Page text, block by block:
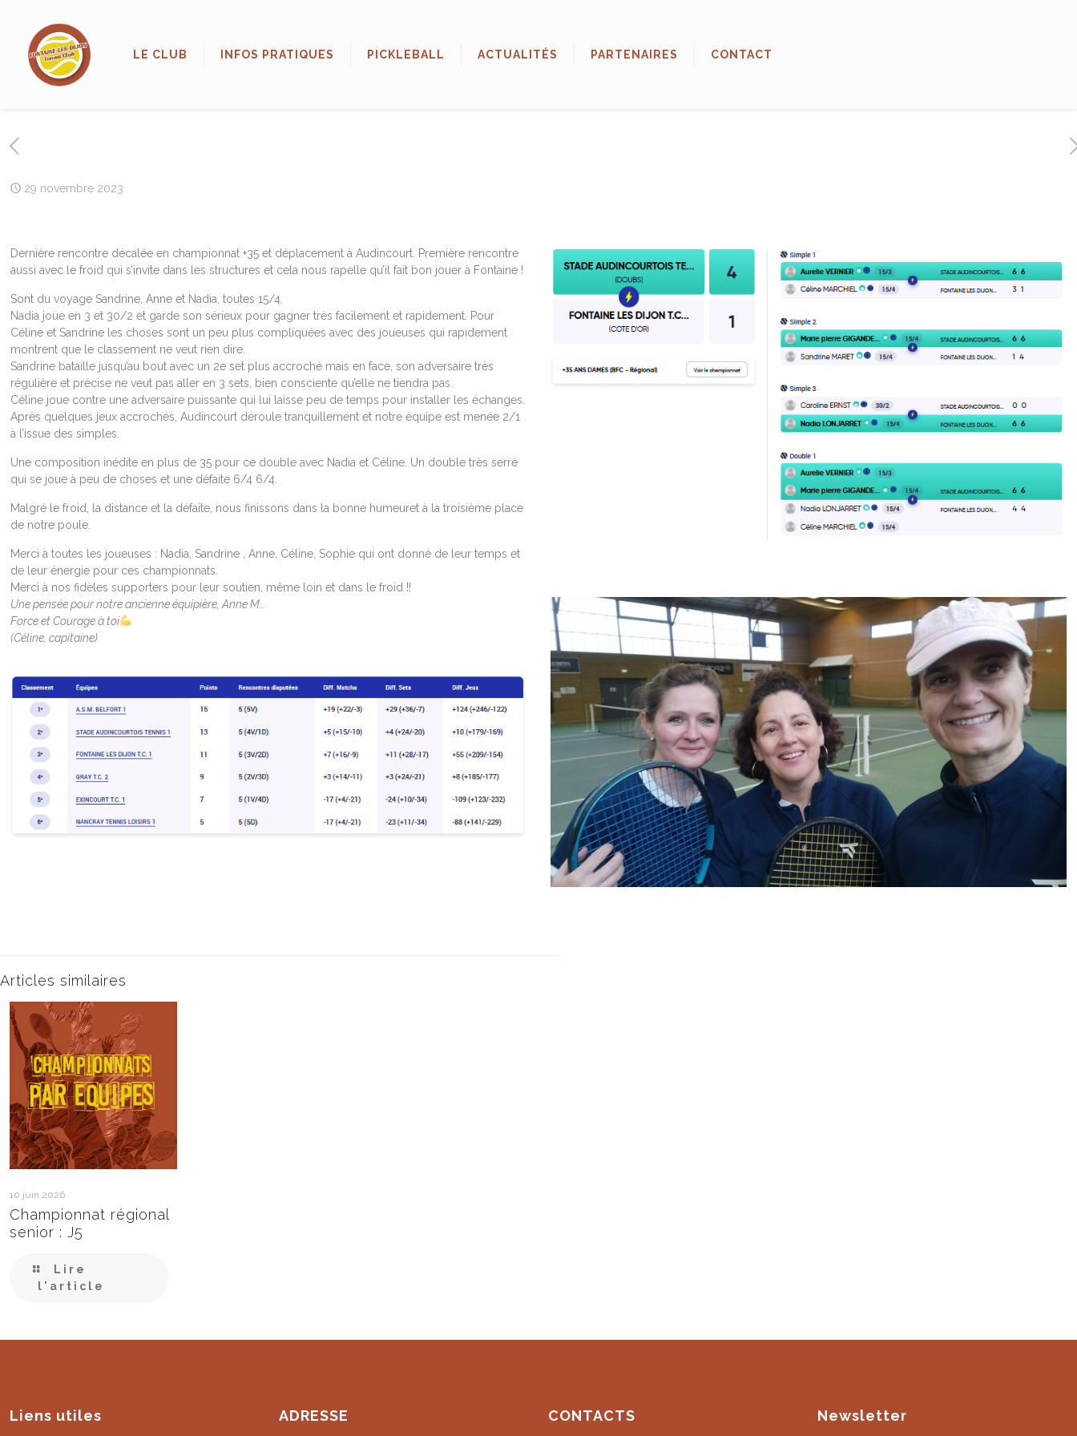
LE CLUB INFOS PRATIQUES PICKLEBALL ACTUALITÉS PARTENAIRES CONTACT
29 novembre 2023
Dernière rencontre décalée en championnat +35 et déplacement à Audincourt. Première rencontre
aussi avec le froid qui s’invite dans les structures et cela nous rapelle qu’il fait bon jouer à Fontaine !
Sont du voyage Sandrine, Anne et Nadia, toutes 15/4.
Nadia joue en 3 et 30/2 et garde son sérieux pour gagner très facilement et rapidement. Pour
Céline et Sandrine les choses sont un peu plus compliquées avec des joueuses qui rapidement
montrent que le classement ne veut rien dire.
Sandrine bataille jusqu’au bout avec un 2e set plus accroché mais en face, son adversaire très
régulière et précise ne veut pas aller en 3 sets, bien consciente qu’elle ne tiendra pas.
Céline joue contre une adversaire puissante qui lui laisse peu de temps pour installer les échanges.
Après quelques jeux accrochés, Audincourt déroule tranquillement et notre équipe est menée 2/1
à l’issue des simples.
Une composition inédite en plus de 35 pour ce double avec Nadia et Céline. Un double très serré
qui se joue à peu de choses et une défaite 6/4 6/4.
Malgré le froid, la distance et la défaite, nous finissons dans la bonne humeuret à la troisième place
de notre poule.
Merci à toutes les joueuses : Nadia, Sandrine , Anne, Céline, Sophie qui ont donné de leur temps et
de leur énergie pour ces championnats.
Merci à nos fidèles supporters pour leur soutien, même loin et dans le froid !!
Une pensée pour notre ancienne équipière, Anne M…
Force et Courage à toi
(Céline, capitaine)
Articles similaires
10 juin 2026
Championnat régional
senior : J5
Lire
l'article
Liens utiles ADRESSE CONTACTS Newsletter